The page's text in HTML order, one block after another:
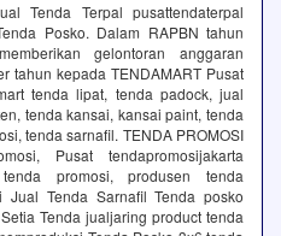
Tenda Terpal pusattendaterpal
Posko. Dalam RAPBN tahun
gelontoran anggaran
tahun kepada TENDAMART Pusat
tenda lipat, tenda padock, jual
tenda kansai, kansai paint, tenda
tenda sarnafil. TENDA PROMOSI
Pusat tendapromosijakarta
tenda promosi, produsen tenda
Jual Tenda Sarnafil Tenda posko
Tenda jualjaring product tenda